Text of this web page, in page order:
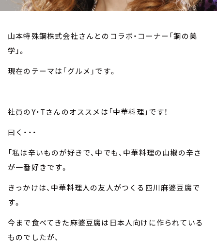
山本特殊鋼株式会社さんとのコラボ・コーナー「鋼の美
学」。
現在のテーマは「グルメ」です。
社員のY・Tさんのオススメは「中華料理」です！
曰く・・・
「私は辛いものが好きで、中でも、中華料理の山椒の辛さ
が一番好きです。
きっかけは、中華料理人の友人がつくる四川麻婆豆腐で
す。
今まで食べてきた麻婆豆腐は日本人向けに作られている
ものでしたが、